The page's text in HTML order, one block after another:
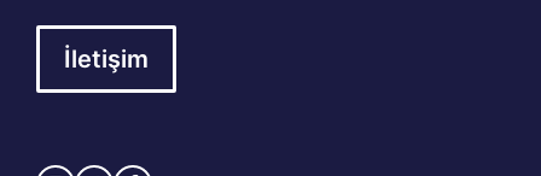
İletişim